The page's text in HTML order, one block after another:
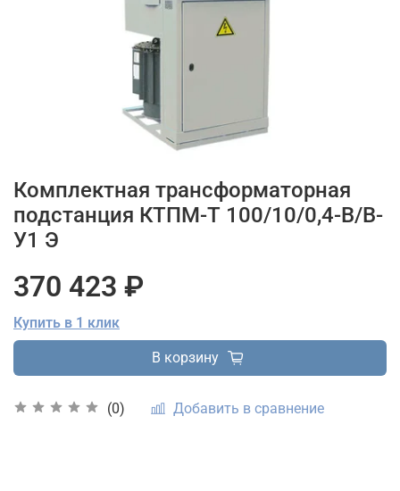
Комплектная трансформаторная
подстанция КТПМ-Т 100/10/0,4-В/В-
У1 Э
(0) Добавить в сравнение
370 423 ₽
Купить в 1 клик
В корзину